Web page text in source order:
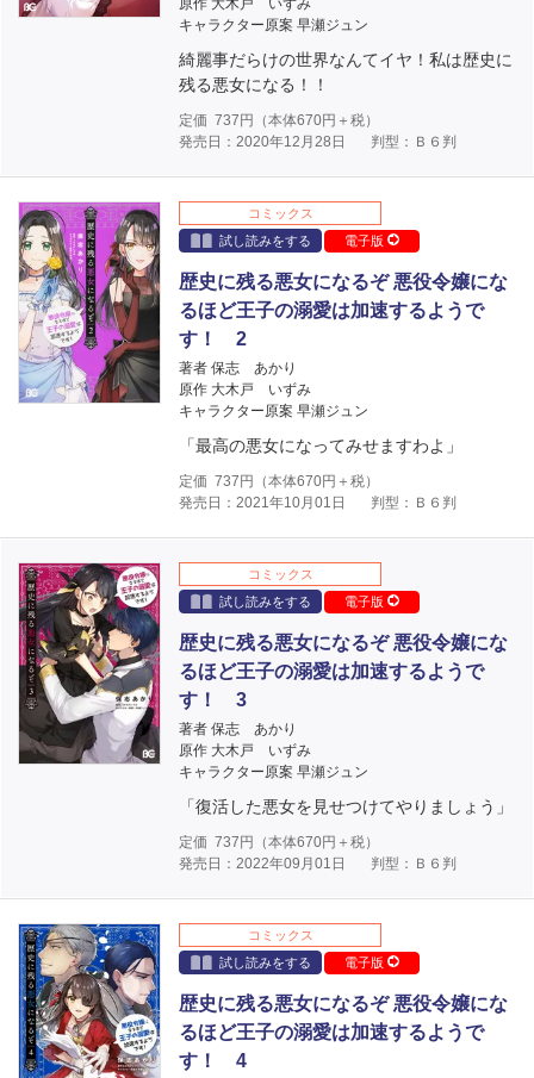
原作 大木戸 いずみ
キャラクター原案 早瀬ジュン
綺麗事だらけの世界なんてイヤ！私は歴史に
残る悪女になる！！
定価 737 円（本体670円＋税）
発売日：2020年12月28日
判型：Ｂ６判
コミックス
試し読みをする
電子版
歴史に残る悪女になるぞ 悪役令嬢にな
るほど王子の溺愛は加速するようで
す！ 2
著者 保志 あかり
原作 大木戸 いずみ
キャラクター原案 早瀬ジュン
「最高の悪女になってみせますわよ」
定価 737 円（本体670円＋税）
発売日：2021年10月01日
判型：Ｂ６判
コミックス
試し読みをする
電子版
歴史に残る悪女になるぞ 悪役令嬢にな
るほど王子の溺愛は加速するようで
す！ 3
著者 保志 あかり
原作 大木戸 いずみ
キャラクター原案 早瀬ジュン
「復活した悪女を見せつけてやりましょう」
定価 737 円（本体670円＋税）
発売日：2022年09月01日
判型：Ｂ６判
コミックス
試し読みをする
電子版
歴史に残る悪女になるぞ 悪役令嬢にな
るほど王子の溺愛は加速するようで
す！ 4